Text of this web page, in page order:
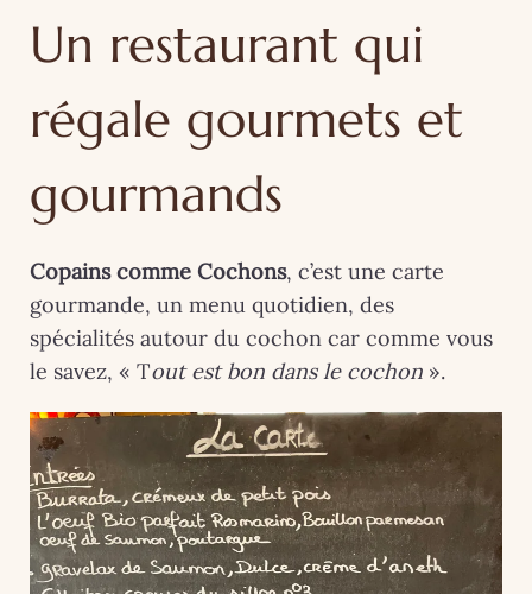
Un restaurant qui
régale gourmets et
gourmands
Copains comme Cochons, c’est une carte
gourmande, un menu quotidien, des
spécialités autour du cochon car comme vous
le savez, « Tout est bon dans le cochon ».